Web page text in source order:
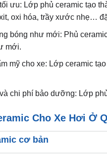
ưu: Lớp phủ ceramic tạo
oxi hóa, trầy xước nhẹ…
bóng như mới: Phủ
mới.
mỹ cho xe: Lớp ceramic
chi phí bảo dưỡng: Lớp
Cho Xe Hơi Ở
cơ bản